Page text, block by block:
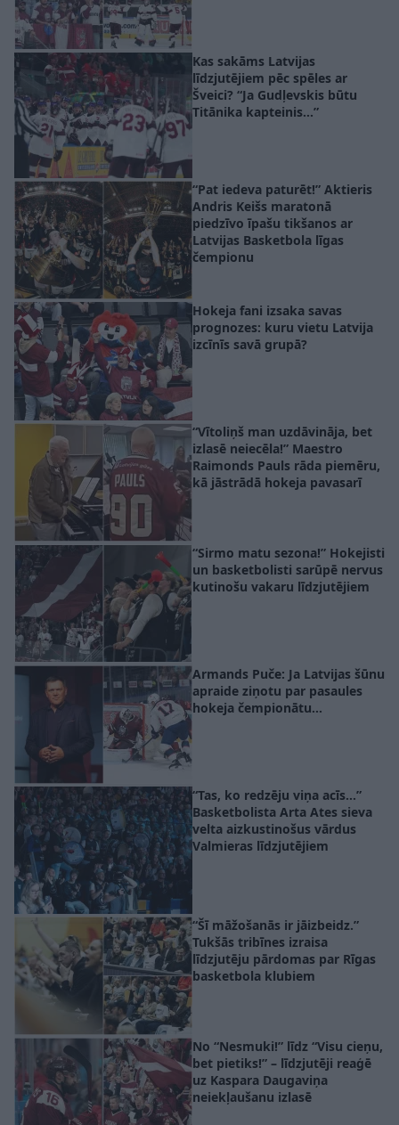
Kas sakāms Latvijas
līdzjutējiem pēc spēles ar
Šveici? “Ja Gudļevskis būtu
Titānika kapteinis…”
“Pat iedeva paturēt!” Aktieris
Andris Keišs maratonā
piedzīvo īpašu tikšanos ar
Latvijas Basketbola līgas
čempionu
Hokeja fani izsaka savas
prognozes: kuru vietu Latvija
izcīnīs savā grupā?
“Vītoliņš man uzdāvināja, bet
izlasē neiecēla!” Maestro
Raimonds Pauls rāda piemēru,
kā jāstrādā hokeja pavasarī
“Sirmo matu sezona!” Hokejisti
un basketbolisti sarūpē nervus
kutinošu vakaru līdzjutējiem
Armands Puče: Ja Latvijas šūnu
apraide ziņotu par pasaules
hokeja čempionātu…
“Tas, ko redzēju viņa acīs…”
Basketbolista Arta Ates sieva
velta aizkustinošus vārdus
Valmieras līdzjutējiem
“Šī māžošanās ir jāizbeidz.”
Tukšās tribīnes izraisa
līdzjutēju pārdomas par Rīgas
basketbola klubiem
No “Nesmuki!” līdz “Visu cieņu,
bet pietiks!” – līdzjutēji reaģē
uz Kaspara Daugaviņa
neiekļaušanu izlasē